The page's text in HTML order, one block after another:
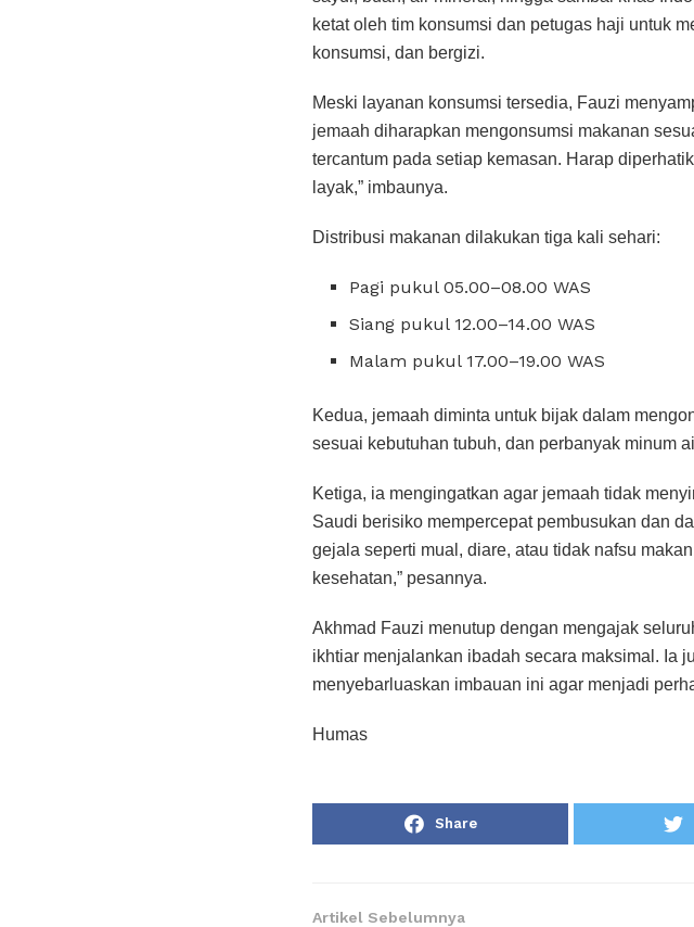
ketat oleh tim konsumsi dan petugas haji untuk
konsumsi, dan bergizi.
Meski layanan konsumsi tersedia, Fauzi
jemaah diharapkan mengonsumsi makanan
tercantum pada setiap kemasan. Harap
layak,” imbaunya.
Distribusi makanan dilakukan tiga kali sehari:
Pagi pukul 05.00–08.00 WAS
Siang pukul 12.00–14.00 WAS
Malam pukul 17.00–19.00 WAS
Kedua, jemaah diminta untuk bijak dalam
sesuai kebutuhan tubuh, dan perbanyak minum
Ketiga, ia mengingatkan agar jemaah tidak
Saudi berisiko mempercepat pembusukan dan
gejala seperti mual, diare, atau tidak nafsu
kesehatan,” pesannya.
Akhmad Fauzi menutup dengan mengajak
ikhtiar menjalankan ibadah secara maksimal. Ia
menyebarluaskan imbauan ini agar menjadi
Humas
Share
Artikel Sebelumnya